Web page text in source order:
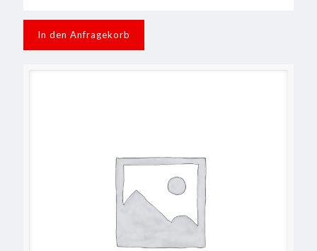
In den Anfragekorb